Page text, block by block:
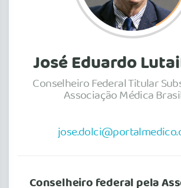
José Eduardo
Conselheiro Federal Titular
Associação Médica
Conselheiro federal pela